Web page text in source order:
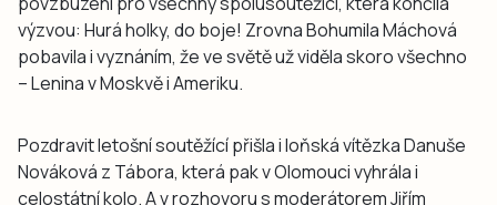
výzvou: Hurá holky, do boje! Zrovna Bohumila Máchová
pobavila i vyznáním, že ve světě už viděla skoro všechno
– Lenina v Moskvě i Ameriku.
Pozdravit letošní soutěžící přišla i loňská vítězka Danuše
Nováková z Tábora, která pak v Olomouci vyhrála i
celostátní kolo. A v rozhovoru s moderátorem Jiřím